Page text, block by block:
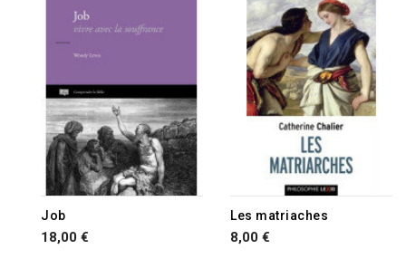
Job
18,00 €
Les matriaches
8,00 €